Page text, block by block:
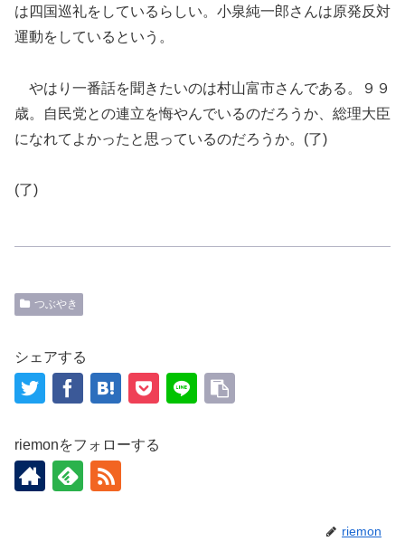
は四国巡礼をしているらしい。小泉純一郎さんは原発反対
運動をしているという。
やはり一番話を聞きたいのは村山富市さんである。９９
歳。自民党との連立を悔やんでいるのだろうか、総理大臣
になれてよかったと思っているのだろうか。(了)
(了)
つぶやき
シェアする
riemonをフォローする
riemon